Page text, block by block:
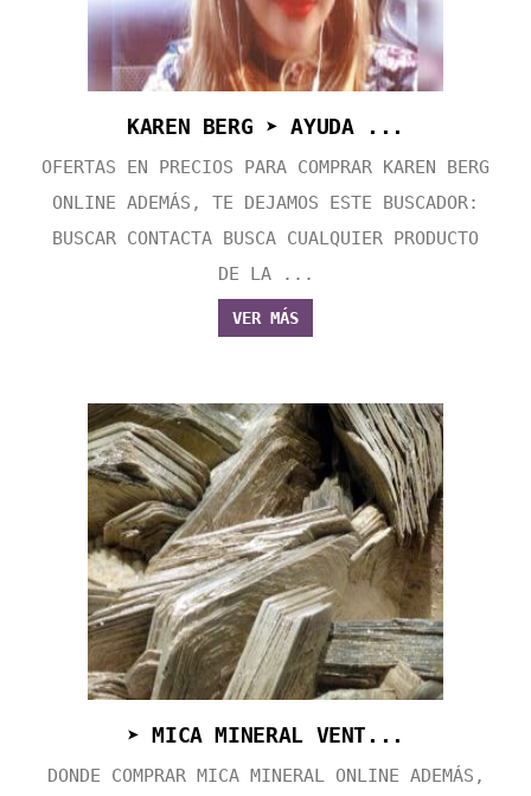
KAREN BERG ➤ AYUDA ...
OFERTAS EN PRECIOS PARA COMPRAR KAREN BERG
ONLINE ADEMÁS, TE DEJAMOS ESTE BUSCADOR:
BUSCAR CONTACTA BUSCA CUALQUIER PRODUCTO
DE LA ...
VER MÁS
➤ MICA MINERAL VENT...
DONDE COMPRAR MICA MINERAL ONLINE ADEMÁS,